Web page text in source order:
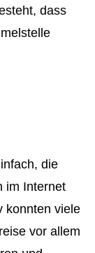
dass
die
im Internet
konnten viele
vor allem